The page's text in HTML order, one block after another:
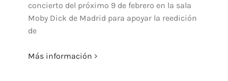
concierto del próximo 9 de febrero en la sala
Moby Dick de Madrid para apoyar la reedición
de
Más información